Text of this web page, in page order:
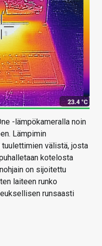
-lämpökameralla noin
Lämpimin
välistä, josta
kotelosta
on sijoitettu
laiteen runko
runsaasti